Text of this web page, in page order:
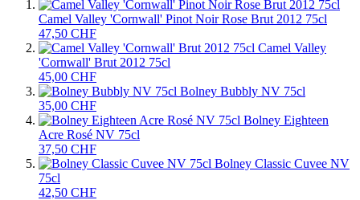
Camel Valley 'Cornwall' Pinot Noir Rose Brut 2012 75cl
47,50 CHF
Camel Valley
'Cornwall' Brut 2012 75cl
45,00 CHF
Bolney Bubbly NV 75cl
35,00 CHF
Bolney Eighteen
Acre Rosé NV 75cl
37,50 CHF
Bolney Classic Cuvee NV
75cl
42,50 CHF